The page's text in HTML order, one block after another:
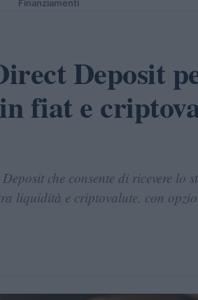
Finanziamenti
Deposit
fiat e
che consente di ricevere lo
liquidità e criptovalute, con